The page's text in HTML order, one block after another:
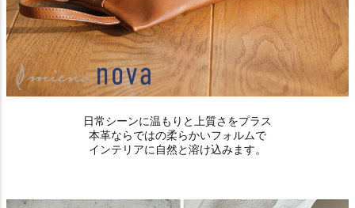
日常シーンに温もりと上質さをプラス
本革ならではの柔らかいフォルムで
インテリアに自然と溶け込みます。